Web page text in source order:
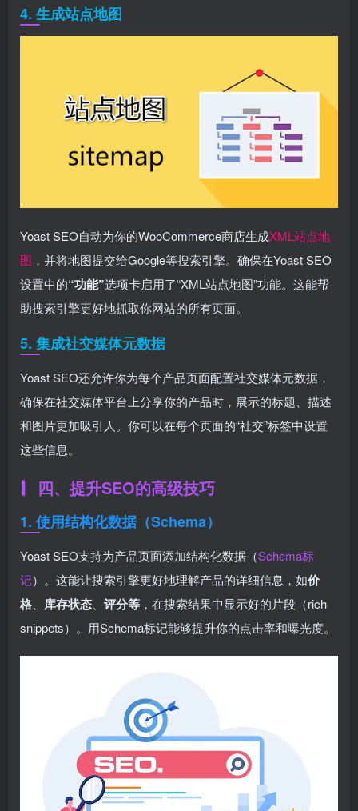
4. 生成站点地图
Yoast SEO自动为你的WooCommerce商店生成XML站点地
图 ，并将地图提交给Google等搜索引擎。确保在Yoast SEO
设置中的“功能”选项卡启用了“XML站点地图”功能。这能帮
助搜索引擎更好地抓取你网站的所有页面。
5. 集成社交媒体元数据
Yoast SEO还允许你为每个产品页面配置社交媒体元数据，
确保在社交媒体平台上分享你的产品时，展示的标题、描述
和图片更加吸引人。你可以在每个页面的“社交”标签中设置
这些信息。
四、提升SEO的高级技巧
1. 使用结构化数据（Schema）
Yoast SEO支持为产品页面添加结构化数据（Schema标
记）。这能让搜索引擎更好地理解产品的详细信息，如价
格
库存状态 评分等 ，在搜索结果中显示好的片段（rich
snippets）。用Schema标记能够提升你的点击率和曝光度。